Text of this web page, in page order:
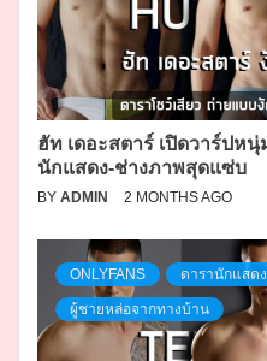
ฮัท เดอะสตาร์ เปิดวาร์ปห
นักแสดง-ช่างภาพสุดแซ่บ
BY ADMIN 2 MONTHS AGO
ONLYFANS ดารานักแสดง
ผู้ชายหล่อจากทางบ้าน